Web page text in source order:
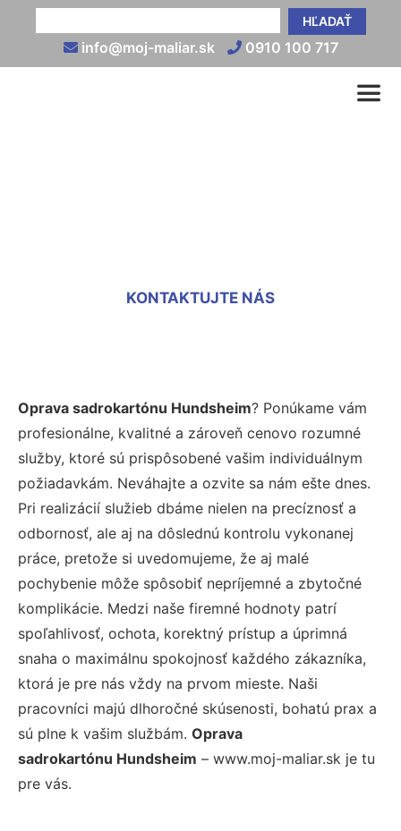
HĽADAŤ
info@moj-maliar.sk 0910 100 717
KONTAKTUJTE NÁS
Oprava sadrokartónu Hundsheim? Ponúkame vám
profesionálne, kvalitné a zároveň cenovo rozumné
služby, ktoré sú prispôsobené vašim individuálnym
požiadavkám. Neváhajte a ozvite sa nám ešte dnes.
Pri realizácií služieb dbáme nielen na precíznosť a
odbornosť, ale aj na dôslednú kontrolu vykonanej
práce, pretože si uvedomujeme, že aj malé
pochybenie môže spôsobiť nepríjemné a zbytočné
komplikácie. Medzi naše firemné hodnoty patrí
spoľahlivosť, ochota, korektný prístup a úprimná
snaha o maximálnu spokojnosť každého zákazníka,
ktorá je pre nás vždy na prvom mieste. Naši
pracovníci majú dlhoročné skúsenosti, bohatú prax a
sú plne k vašim službám. Oprava
sadrokartónu Hundsheim – www.moj-maliar.sk je tu
pre vás.